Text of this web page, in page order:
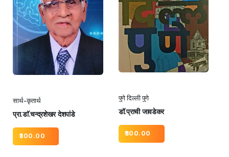
सार्थ-कृतार्थ
प्रा.डाॅ.चन्द्रशेखर देशपांडे
300.00
पुणे दिल्ली पुणे
डॉ.प्राची जावडेकर
300.00